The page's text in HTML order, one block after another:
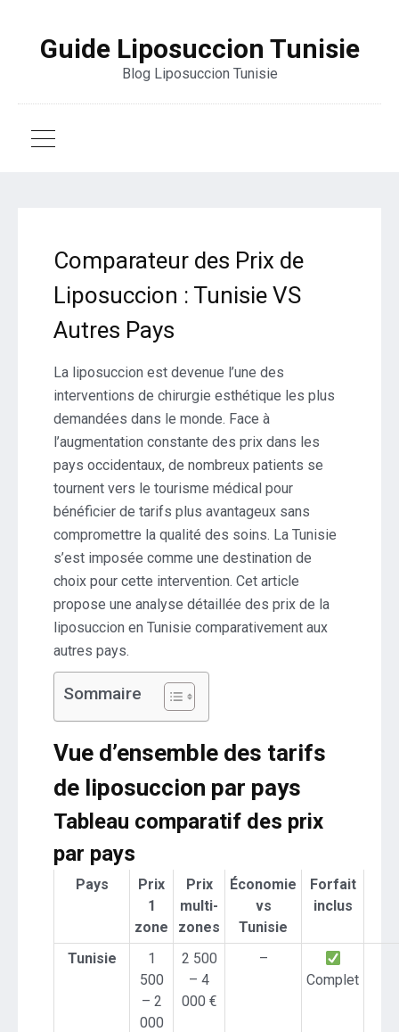
Guide Liposuccion Tunisie
Blog Liposuccion Tunisie
Comparateur des Prix de
Liposuccion : Tunisie VS
Autres Pays
La liposuccion est devenue l’une des
interventions de chirurgie esthétique les plus
demandées dans le monde. Face à
l’augmentation constante des prix dans les
pays occidentaux, de nombreux patients se
tournent vers le tourisme médical pour
bénéficier de tarifs plus avantageux sans
compromettre la qualité des soins. La Tunisie
s’est imposée comme une destination de
choix pour cette intervention. Cet article
propose une analyse détaillée des prix de la
liposuccion en Tunisie comparativement aux
autres pays.
Sommaire
Vue d’ensemble des tarifs
de liposuccion par pays
Tableau comparatif des prix
par pays
Pays
Prix
1
zone
Prix
multi-
zones
Économie
vs
Tunisie
Forfait
inclus
Tunisie
1
500
– 2
000
2 500
– 4
000 €
–
Complet